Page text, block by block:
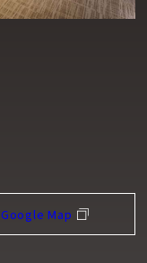
Google Map